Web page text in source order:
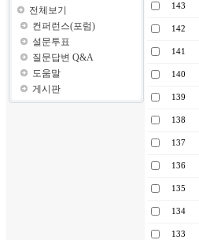
전체보기
컨퍼런스(포럼)
설문투표
질문답변 Q&A
도움말
게시판
143
142
141
140
139
138
137
136
135
134
133